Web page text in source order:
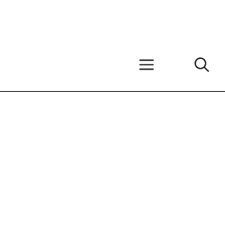
MENÜ